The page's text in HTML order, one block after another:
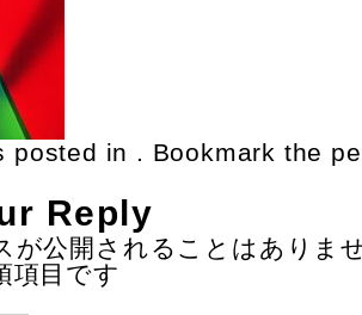
posted in . Bookmark the
Reply
が公開されることはありま
項目です